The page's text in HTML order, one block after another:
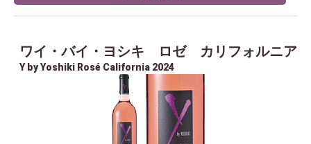
ワイ・バイ・ヨシキ ロゼ カリフォルニア
Y by Yoshiki Rosé California 2024